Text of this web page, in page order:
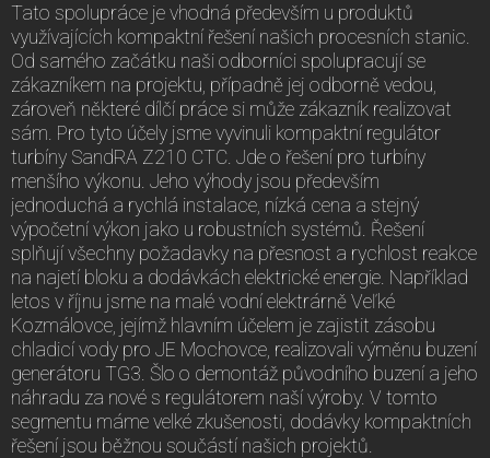
Tato spolupráce je vhodná především u produktů
využívajících kompaktní řešení našich procesních stanic.
Od samého začátku naši odborníci spolupracují se
zákazníkem na projektu, případně jej odborně vedou,
zároveň některé dílčí práce si může zákazník realizovat
sám. Pro tyto účely jsme vyvinuli kompaktní regulátor
turbíny SandRA Z210 CTC. Jde o řešení pro turbíny
menšího výkonu. Jeho výhody jsou především
jednoduchá a rychlá instalace, nízká cena a stejný
výpočetní výkon jako u robustních systémů. Řešení
splňují všechny požadavky na přesnost a rychlost reakce
na najetí bloku a dodávkách elektrické energie. Například
letos v říjnu jsme na malé vodní elektrárně Veľké
Kozmálovce, jejímž hlavním účelem je zajistit zásobu
chladicí vody pro JE Mochovce, realizovali výměnu buzení
generátoru TG3. Šlo o demontáž původního buzení a jeho
náhradu za nové s regulátorem naší výroby. V tomto
segmentu máme velké zkušenosti, dodávky kompaktních
řešení jsou běžnou součástí našich projektů.